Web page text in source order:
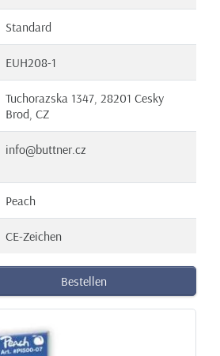
Standard
EUH208-1
Tuchorazska 1347, 28201 Cesky
Brod, CZ
info@buttner.cz
Peach
CE-Zeichen
Bestellen